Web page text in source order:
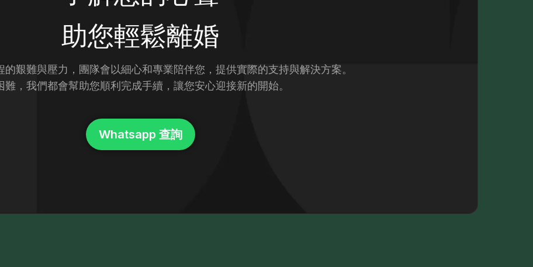
助您輕鬆離婚
的艱難與壓力，團隊會以細心和專業陪伴您，提供實際的支持與解決方案。
，我們都會幫助您順利完成手續，讓您安心迎接新的開始。
Whatsapp 查詢